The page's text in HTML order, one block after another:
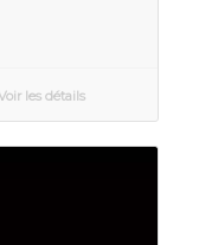
les détails